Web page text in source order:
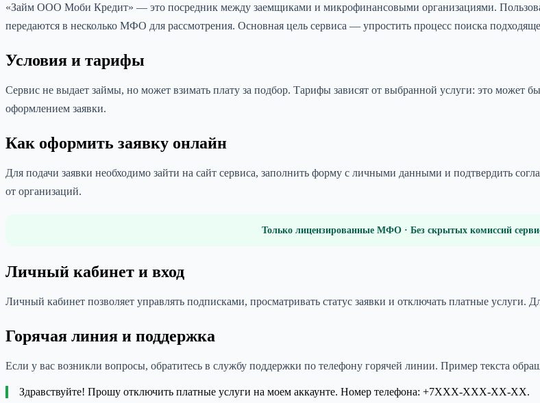
«Займ ООО Моби Кредит» — это посредник между заемщиками и микрофинансовыми организациями.
передаются в несколько МФО для рассмотрения. Основная цель сервиса — упростить процесс поиска
Условия и тарифы
Сервис не выдает займы, но может взимать плату за подбор. Тарифы зависят от выбранной услуги: это может
оформлением заявки.
Как оформить заявку онлайн
Для подачи заявки необходимо зайти на сайт сервиса, заполнить форму с личными данными и подтвердить
от организаций.
Только лицензированные МФО · Без скрытых комиссий
Личный кабинет и вход
Личный кабинет позволяет управлять подписками, просматривать статус заявки и отключать платные услуги.
Горячая линия и поддержка
Если у вас возникли вопросы, обратитесь в службу поддержки по телефону горячей линии. Пример текста
Здравствуйте! Прошу отключить платные услуги на моем аккаунте. Номер телефона: +7XXX-XXX-XX-XX.